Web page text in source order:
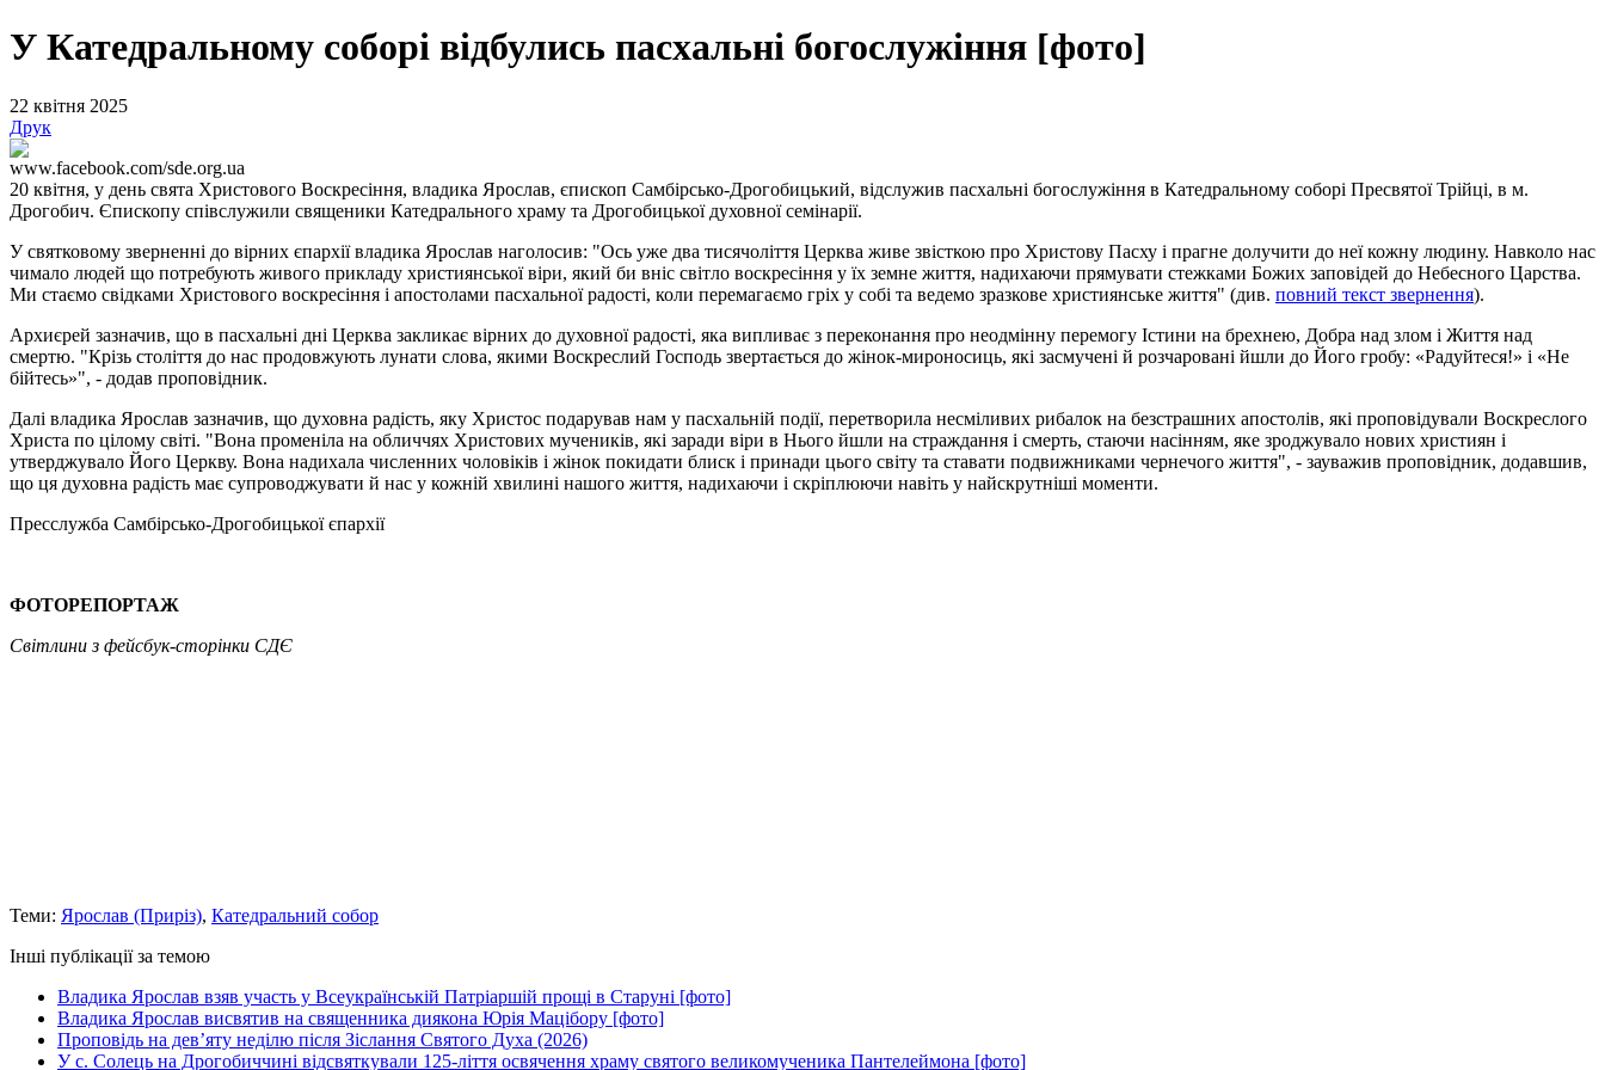
У Катедральному соборі відбулись пасхальні богослужіння [фото]
22 квітня 2025
Друк
www.facebook.com/sde.org.ua
20 квітня, у день свята Христового Воскресіння, владика Ярослав, єпископ Самбірсько-Дрогобицький, відслужив пасхальні богослужіння в Катедральному соборі Пресвятої Трійці, в м.
Дрогобич. Єпископу співслужили священики Катедрального храму та Дрогобицької духовної семінарії.
У святковому зверненні до вірних єпархії владика Ярослав наголосив: "Ось уже два тисячоліття Церква живе звісткою про Христову Пасху і прагне долучити до неї кожну людину. Навколо нас
чимало людей що потребують живого прикладу християнської віри, який би вніс світло воскресіння у їх земне життя, надихаючи прямувати стежками Божих заповідей до Небесного Царства.
Ми стаємо свідками Христового воскресіння і апостолами пасхальної радості, коли перемагаємо гріх у собі та ведемо зразкове християнське життя" (див. повний текст звернення).
Архиєрей зазначив, що в пасхальні дні Церква закликає вірних до духовної радості, яка випливає з переконання про неодмінну перемогу Істини на брехнею, Добра над злом і Життя над
смертю. "Крізь століття до нас продовжують лунати слова, якими Воскреслий Господь звертається до жінок-мироносиць, які засмучені й розчаровані йшли до Його гробу: «Радуйтеся!» і «Не
бійтесь»", - додав проповідник.
Далі владика Ярослав зазначив, що духовна радість, яку Христос подарував нам у пасхальній події, перетворила несміливих рибалок на безстрашних апостолів, які проповідували Воскреслого
Христа по цілому світі. "Вона променіла на обличчях Христових мучеників, які заради віри в Нього йшли на страждання і смерть, стаючи насінням, яке зроджувало нових християн і
утверджувало Його Церкву. Вона надихала численних чоловіків і жінок покидати блиск і принади цього світу та ставати подвижниками чернечого життя", - зауважив проповідник, додавшив,
що ця духовна радість має супроводжувати й нас у кожній хвилині нашого життя, надихаючи і скріплюючи навіть у найскрутніші моменти.
Пресслужба Самбірсько-Дрогобицької єпархії
ФОТОРЕПОРТАЖ
Світлини з фейсбук-сторінки СДЄ
Теми: Ярослав (Приріз), Катедральний собор
Інші публікації за темою
Владика Ярослав взяв участь у Всеукраїнській Патріаршій прощі в Старуні [фото]
Владика Ярослав висвятив на священника диякона Юрія Мацібору [фото]
Проповідь на дев’яту неділю після Зіслання Святого Духа (2026)
У с. Солець на Дрогобиччині відсвяткували 125-ліття освячення храму святого великомученика Пантелеймона [фото]